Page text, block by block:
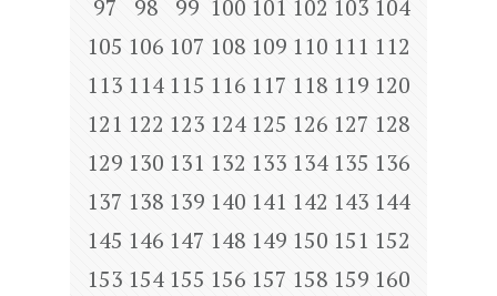
97
98 99 100 101 102 103 104
105 106 107 108 109 110 111 112
113 114 115 116 117 118 119 120
121 122 123 124 125 126 127 128
129 130 131 132 133 134 135 136
137 138 139 140 141 142 143 144
145 146 147 148 149 150 151 152
153 154 155 156 157 158 159 160